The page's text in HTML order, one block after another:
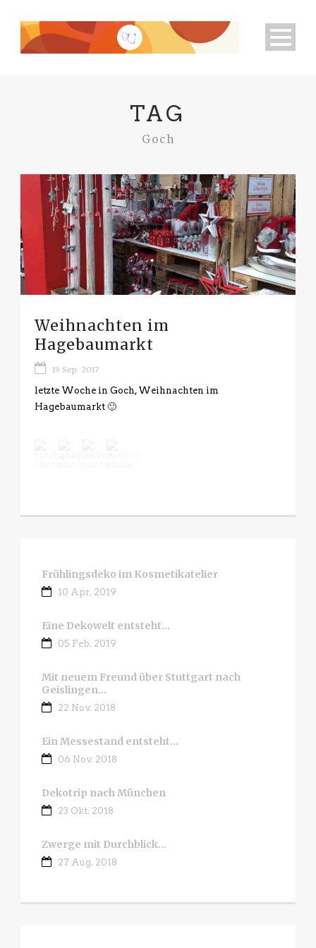
TAG
Goch
Weihnachten im
Hagebaumarkt
19 Sep. 2017
letzte Woche in Goch, Weihnachten im
Hagebaumarkt 🙂
Frühlingsdeko im Kosmetikatelier
10 Apr. 2019
Eine Dekowelt entsteht…
05 Feb. 2019
Mit neuem Freund über Stuttgart nach
Geislingen…
22 Nov. 2018
Ein Messestand entsteht…
06 Nov. 2018
Dekotrip nach München
23 Okt. 2018
Zwerge mit Durchblick…
27 Aug. 2018